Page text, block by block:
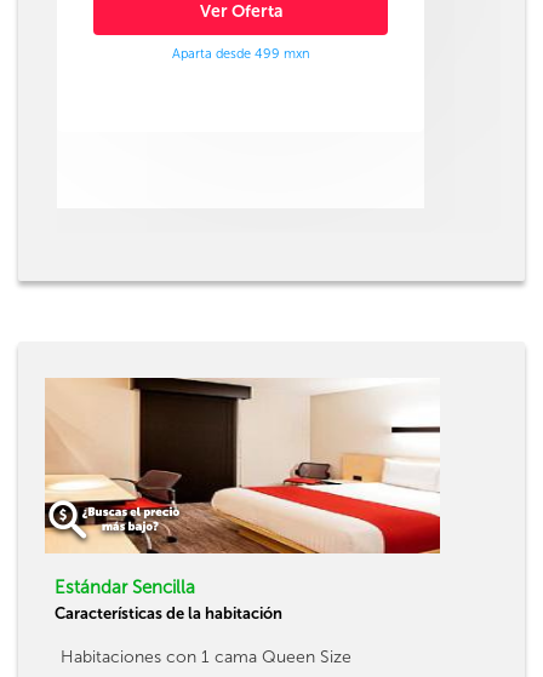
Ver Oferta
Aparta desde 499 mxn
Estándar Sencilla
Características de la habitación
Habitaciones con 1 cama Queen Size